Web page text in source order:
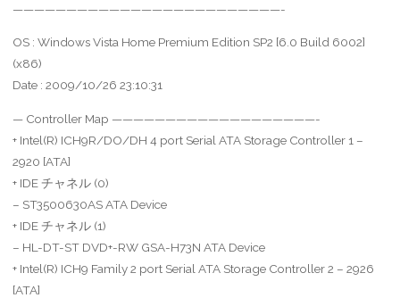
—————————————————————————-
OS : Windows Vista Home Premium Edition SP2 [6.0 Build 6002]
(x86)
Date : 2009/10/26 23:10:31
— Controller Map ———————————————————-
+ Intel(R) ICH9R/DO/DH 4 port Serial ATA Storage Controller 1 –
2920 [ATA]
+ IDE チャネル (0)
– ST3500630AS ATA Device
+ IDE チャネル (1)
– HL-DT-ST DVD+-RW GSA-H73N ATA Device
+ Intel(R) ICH9 Family 2 port Serial ATA Storage Controller 2 – 2926
[ATA]